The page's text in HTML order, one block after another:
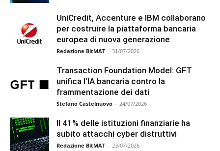
UniCredit, Accenture e IBM collaborano
per costruire la piattaforma bancaria
europea di nuova generazione
Redazione BitMAT - 31/07/2026
Transaction Foundation Model: GFT
unifica l’IA bancaria contro la
frammentazione dei dati
Stefano Castelnuovo - 24/07/2026
Il 41% delle istituzioni finanziarie ha
subito attacchi cyber distruttivi
Redazione BitMAT - 23/07/2026